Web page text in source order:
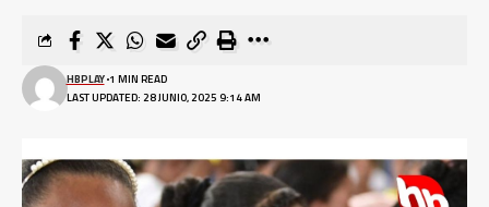
LAST UPDATED: 28 JUNIO, 2025 9:14 AM
HBPLAY 1 MIN READ